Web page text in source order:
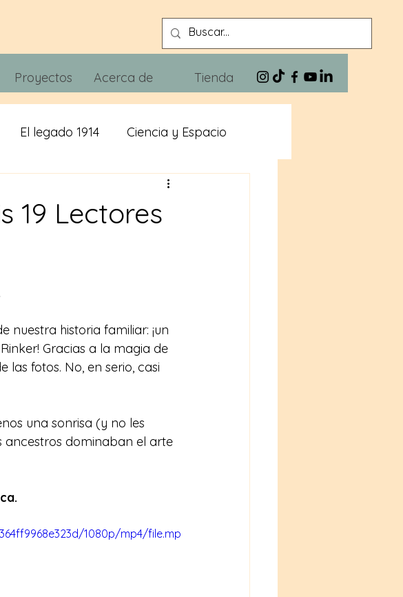
Proyectos Acerca de Tienda
El legado 1914 Ciencia y Espacio
Xivra The Blues
19 Lectores
nuestra historia familiar: ¡un
Gracias a la magia de
fotos. No, en serio, casi
una sonrisa (y no les
ancestros dominaban el arte
1080p/mp4/file.mp